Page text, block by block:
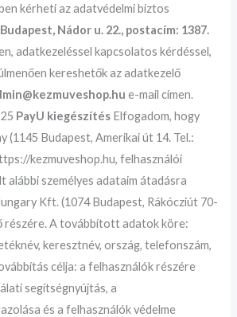
kérheti az adatvédelmi biztos
Nádor u. 22., postacím: 1387.
adatkezeléssel kapcsolatos kérdéssel,
kereshetők az adatkezelő
e-mail címen.
PayU kiegészítés Elfogadom, hogy
(1145 Budapest, Amerikai út 14. Tel.:
kezmuveshop.hu, felhasználói
alábbi személyes adataim átadásra
Kft. (1074 Budapest, Rákócziút 70-
részére. A továbbított adatok köre:
keresztnév, ország, telefonszám,
célja: a felhasználók részére
segítségnyújtás, a
és a felhasználók védelme